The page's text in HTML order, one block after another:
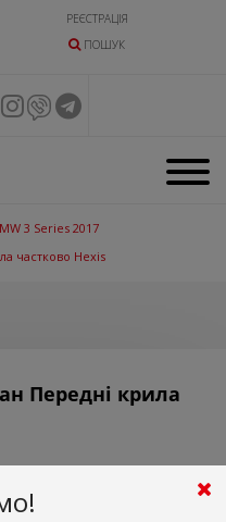
РЕЄСТРАЦІЯ
ПОШУК
3 Series 2017
частково Hexis
Передні крила